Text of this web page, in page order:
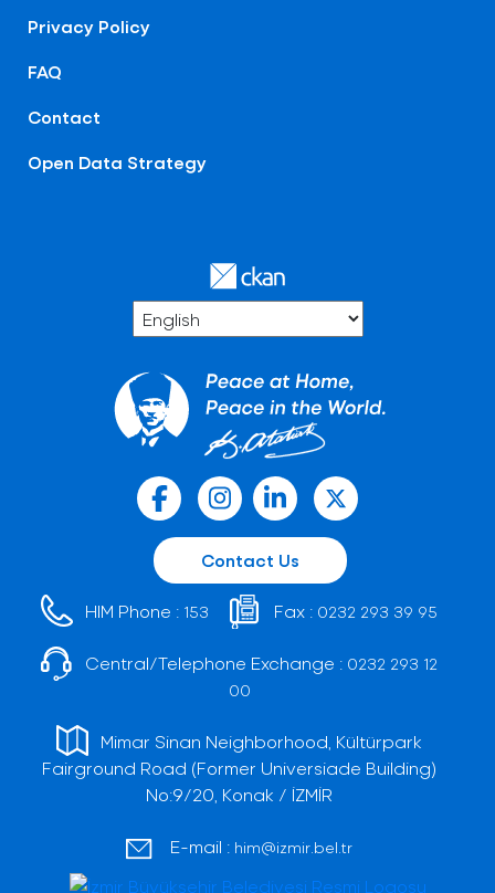
Privacy Policy
FAQ
Contact
Open Data Strategy
Contact Us
HIM Phone : 153 Fax : 0232 293 39 95
Central/Telephone Exchange : 0232 293 12
00
Mimar Sinan Neighborhood, Kültürpark
Fairground Road (Former Universiade Building)
No:9/20, Konak / İZMİR
E-mail : him@izmir.bel.tr